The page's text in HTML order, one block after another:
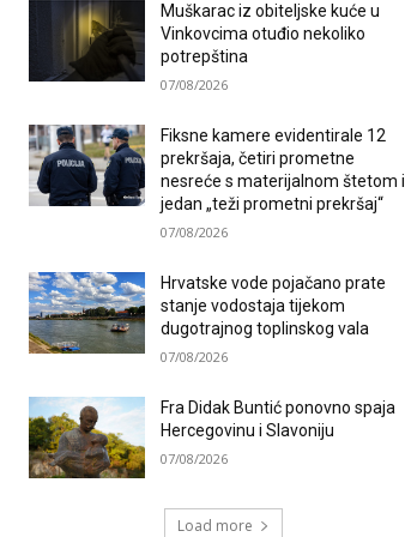
Muškarac iz obiteljske kuće u
Vinkovcima otuđio nekoliko
potrepština
07/08/2026
Fiksne kamere evidentirale 12
prekršaja, četiri prometne
nesreće s materijalnom štetom i
jedan „teži prometni prekršaj“
07/08/2026
Hrvatske vode pojačano prate
stanje vodostaja tijekom
dugotrajnog toplinskog vala
07/08/2026
Fra Didak Buntić ponovno spaja
Hercegovinu i Slavoniju
07/08/2026
Load more